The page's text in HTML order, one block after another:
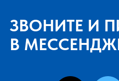
ЗВОНИТЕ И
В